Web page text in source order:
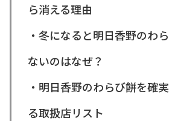
ら消える理由
・冬になると明日香野のわ
ないのはなぜ？
・明日香野のわらび餅を確
る取扱店リスト